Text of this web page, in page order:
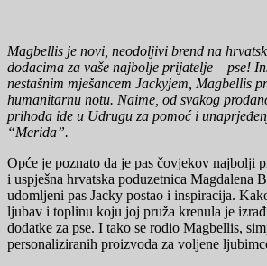
Magbellis je novi, neodoljivi brend na
dodacima za vaše najbolje prijatelje – pse!
nestašnim mješancem Jackyjem, Magbellis
humanitarnu notu. Naime, od svakog
prihoda ide u Udrugu za pomoć i
“Merida”.
Opće je poznato da je pas čovjekov najbolji
i uspješna hrvatska poduzetnica Magdalena
udomljeni pas Jacky postao i inspiracija.
ljubav i toplinu koju joj pruža krenula je
dodatke za pse. I tako se rodio Magbellis,
personaliziranih proizvoda za voljene